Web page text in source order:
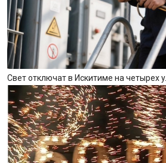
Свет отключат в Искитиме на четырех